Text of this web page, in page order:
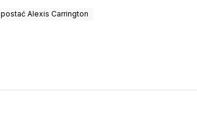
postać Alexis Carrington